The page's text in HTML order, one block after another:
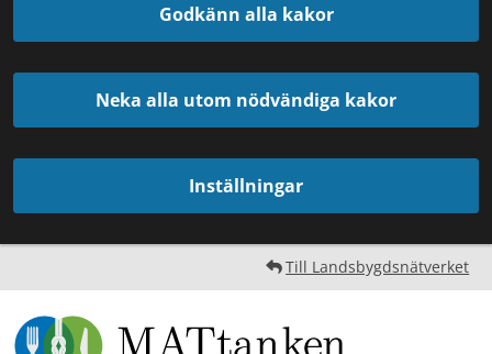
Godkänn alla kakor
Neka alla utom nödvändiga kakor
Inställningar
Till Landsbygdsnätverket